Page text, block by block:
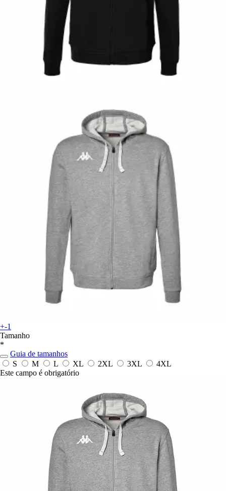
+-1
Tamanho
*
Guia de tamanhos
S
M L XL 2XL 3XL
4XL
Este campo é obrigatório